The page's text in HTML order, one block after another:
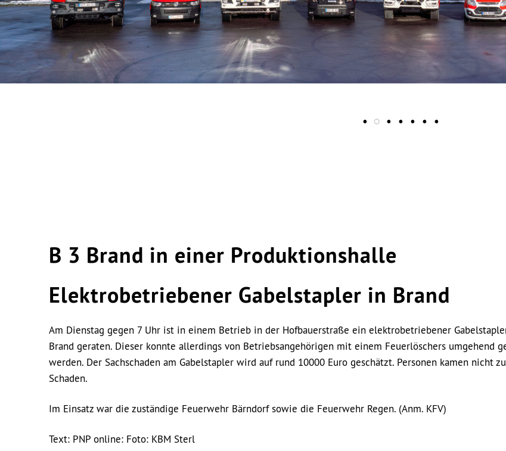
B 3 Brand in einer Produktionshalle
Elektrobetriebener Gabelstapler in Brand
Am Dienstag gegen 7 Uhr ist in einem Betrieb in der Hofbauerstraße ein elektrobetriebener
Brand geraten. Dieser konnte allerdings von Betriebsangehörigen mit einem Feuerlöschers umgehend
werden. Der Sachschaden am Gabelstapler wird auf rund 10000 Euro geschätzt. Personen kamen nicht zu
Schaden.
Im Einsatz war die zuständige Feuerwehr Bärndorf sowie die Feuerwehr Regen. (Anm. KFV)
Text: PNP online: Foto: KBM Sterl